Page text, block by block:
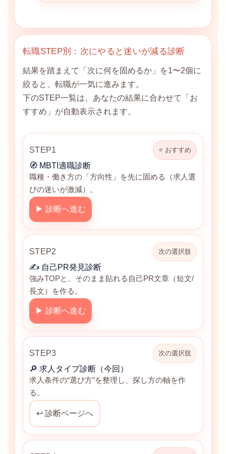
転職STEP別：次にやると迷いが減る診断
結果を踏まえて「次に何を固めるか」を1〜2個に
絞ると、転職が一気に進みます。
下のSTEP一覧は、あなたの結果に合わせて「お
すすめ」が自動表示されます。
STEP1 ⭐ おすすめ
🧭 MBTI適職診断
職種・働き方の「方向性」を先に固める（求人選
びの迷いが激減）。
▶ 診断へ進む
STEP2 次の選択肢
✍️ 自己PR発見診断
強みTOPと、そのまま貼れる自己PR文章（短文/
長文）を作る。
▶ 診断へ進む
STEP3 次の選択肢
🔎 求人タイプ診断（今回）
求人条件の“選び方”を整理し、探し方の軸を作
る。
↩ 診断ページへ